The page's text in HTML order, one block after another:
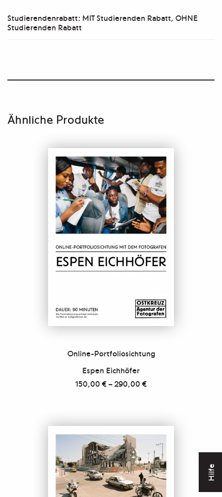
Hilfe
Studierendenrabatt: MIT Studierenden Rabatt, OHNE
Studierenden Rabatt
Ähnliche Produkte
Online-Portfoliosichtung
Espen Eichhöfer
150,00€–290,00€